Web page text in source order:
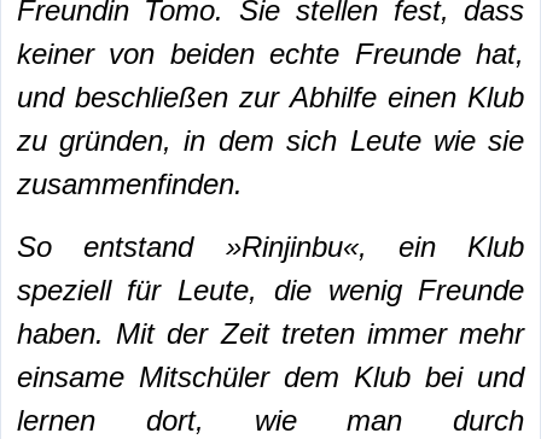
Freundin Tomo. Sie stellen fest, dass
keiner von beiden echte Freunde hat,
und beschließen zur Abhilfe einen Klub
zu gründen, in dem sich Leute wie sie
zusammenfinden.
So entstand »Rinjinbu«, ein Klub
speziell für Leute, die wenig Freunde
haben. Mit der Zeit treten immer mehr
einsame Mitschüler dem Klub bei und
lernen dort, wie man durch